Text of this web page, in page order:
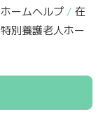
ホームヘルプ
在
特別養護老人ホー